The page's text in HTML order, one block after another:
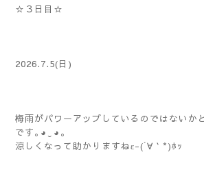
☆３日目☆
2026.7.5(日)
梅雨がパワーアップしているのではないか
です｡⁠◕⁠‿⁠◕⁠｡
涼しくなって助かりますねε-(´∀｀*)ﾎｯ